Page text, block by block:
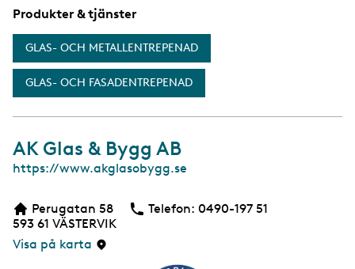
Produkter & tjänster
GLAS- OCH METALLENTREPENAD
GLAS- OCH FASADENTREPENAD
AK Glas & Bygg AB
W
b
s
i
https://www.akglasobygg.se
Perugatan 58
593 61 VÄSTERVIK
Visa på karta
Telefon: Telefon
0490-197 51